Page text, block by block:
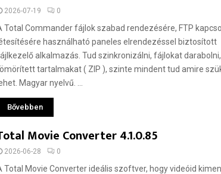
2026-07-19 0
Total Commander fájlok szabad rendezésére, FTP
használható paneles elrendezéssel biztosított
alkalmazás. Tud szinkronizálni, fájlokat
tartalmakat ( ZIP ), szinte mindent tud amire
Magyar nyelvű. ...
Bővebben
Movie Converter 4.1.0.85
2026-06-28 0
Total Movie Converter ideális szoftver, hogy videóid